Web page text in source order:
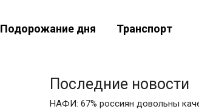
Подорожание дня Транспорт
Последние новости
НАФИ: 67% россиян довольны